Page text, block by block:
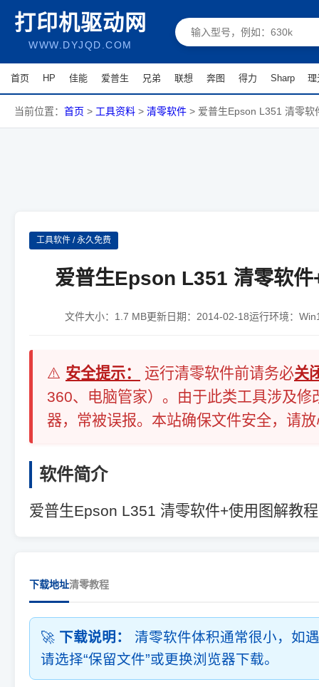
打印机驱动网
WWW.DYJQD.COM
首页 HP 佳能 爱普生 兄弟 联想 奔图 得力 Sharp 理
当前位置： 首页 > 工具资料 > 清零软件 > 爱普生Epson L351 清零软
工具软件 / 永久免费
爱普生Epson L351 清零软件
文件大小：1.7 MB更新日期：2014-02-18运行环境：
⚠️ 安全提示： 运行清零软件前请务必关
360、电脑管家）。由于此类工具涉及修
器，常被误报。本站确保文件安全，请
软件简介
爱普生Epson L351 清零软件+使用图解教程
下载地址清零教程
🚀 下载说明：
清零软件体积通常很小，如
请选择“保留文件”或更换浏览器下载。